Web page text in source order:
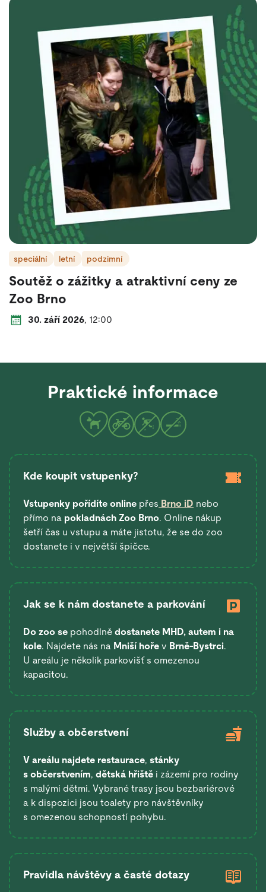
speciální letní podzimní
Soutěž o zážitky a atraktivní ceny ze
Zoo Brno
Datum a čas konání:
30. září 2026, od
12:00
Praktické informace
Kde koupit vstupenky?
Vstupenky pořídíte online přes Brno iD nebo
přímo na pokladnách Zoo Brno. Online nákup
šetří čas u vstupu a máte jistotu, že se do zoo
dostanete i v největší špičce.
Jak se k nám dostanete a parkování
Do zoo se pohodlně dostanete MHD, autem i na
kole. Najdete nás na Mniší hoře v Brně-Bystrci.
U areálu je několik parkovišť s omezenou
kapacitou.
Služby a občerstvení
V areálu najdete restaurace, stánky
s občerstvením, dětská hřiště i zázemí pro rodiny
s malými dětmi. Vybrané trasy jsou bezbariérové
a k dispozici jsou toalety pro návštěvníky
s omezenou schopností pohybu.
Pravidla návštěvy a časté dotazy